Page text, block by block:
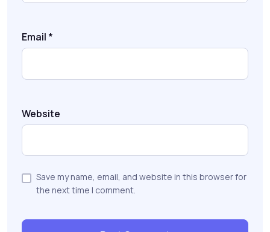
Email *
Website
Save my name, email, and website in this browser for
the next time I comment.